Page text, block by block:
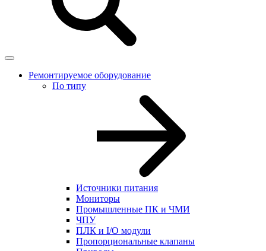
Ремонтируемое оборудование
По типу
Источники питания
Мониторы
Промышленные ПК и ЧМИ
ЧПУ
ПЛК и I/O модули
Пропорциональные клапаны